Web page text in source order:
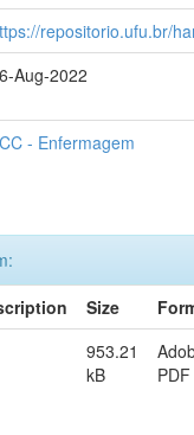
repositorio.ufu.br/
Aug-2022
- Enfermagem
Size
953.21
kB
PDF